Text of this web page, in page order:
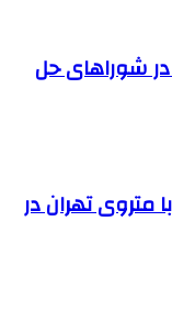
شوراهای حل
مسافر با متروی تهران در